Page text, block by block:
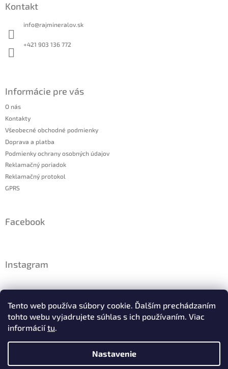
Tento web používa súbory cookie. Ďalším prechádzaním
tohto webu vyjadrujete súhlas s ich používaním. Viac
informáciítu.
Nastavenie
Kontakt
info@rajmineralov.sk
+421 903 136 772
Informácie pre vás
O nás
Kontakty
Všeobecné obchodné podmienky
Doprava a platba
Podmienky ochrany osobných údajov
Reklamačný poriadok
Reklamačný protokol
GPRS
Facebook
Instagram
Sledovať na Instagrame